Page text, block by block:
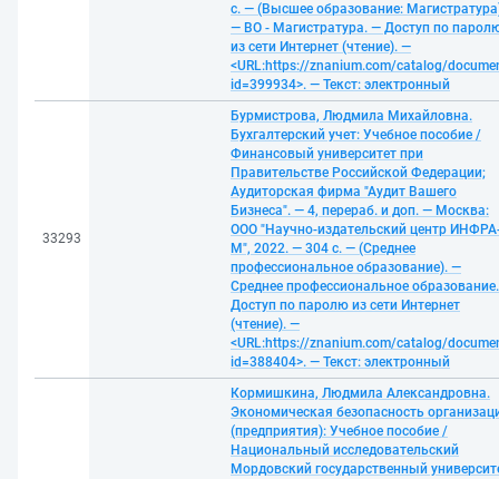
с. — (Высшее образование:
— ВО - Магистратура. — Доступ по
из сети Интернет (чтение). —
<URL:https://znanium.com/catalog/
id=399934>. — Текст: электронный
33293
Бурмистрова, Людмила Михайловна.
Бухгалтерский учет: Учебное пособие /
Финансовый университет при
Правительстве Российской Федерации;
Аудиторская фирма "Аудит Вашего
Бизнеса". — 4, перераб. и доп. — Москва:
ООО "Научно-издательский центр
М", 2022. — 304 с. — (Среднее
профессиональное образование). —
Среднее профессиональное
Доступ по паролю из сети Интернет
(чтение). —
<URL:https://znanium.com/catalog/
id=388404>. — Текст: электронный
Кормишкина, Людмила Александровна.
Экономическая безопасность
(предприятия): Учебное пособие /
Национальный исследовательский
Мордовский государственный